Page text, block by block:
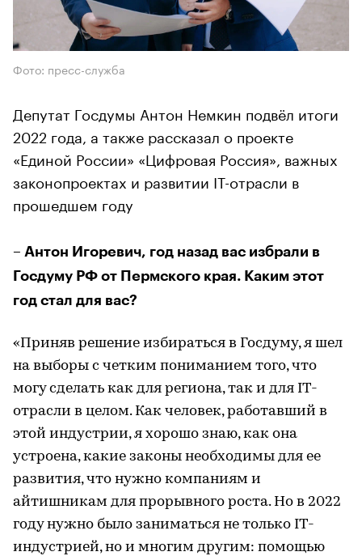
Фото: пресс-служба
Депутат Госдумы Антон Немкин подвёл итоги
2022 года, а также рассказал о проекте
«Единой России» «Цифровая Россия», важных
законопроектах и развитии IT-отрасли в
прошедшем году
– Антон Игоревич, год назад вас избрали в
Госдуму РФ от Пермского края. Каким этот
год стал для вас?
«Приняв решение избираться в Госдуму, я шел
на выборы с четким пониманием того, что
могу сделать как для региона, так и для IT-
отрасли в целом. Как человек, работавший в
этой индустрии, я хорошо знаю, как она
устроена, какие законы необходимы для ее
развития, что нужно компаниям и
айтишникам для прорывного роста. Но в 2022
году нужно было заниматься не только IT-
индустрией, но и многим другим: помощью